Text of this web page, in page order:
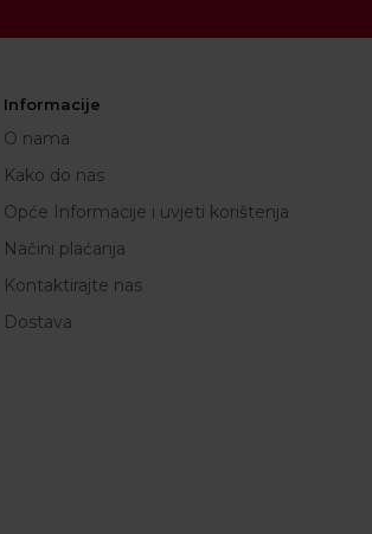
Informacije
O nama
Kako do nas
Opće Informacije i uvjeti korištenja
Načini plaćanja
Kontaktirajte nas
Dostava